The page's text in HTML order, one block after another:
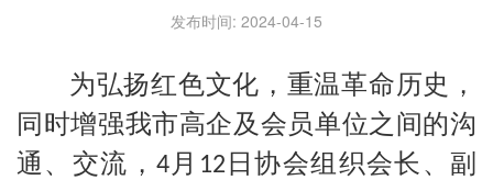
发布时间: 2024-04-15
为弘扬红色文化，重温革命历史，
同时增强我市高企及会员单位之间的沟
通、交流， 4月 12 日协会组织会长、副